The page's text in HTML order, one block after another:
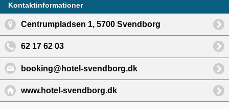
Kontaktinformationer
Centrumpladsen 1, 5700 Svendborg
62 17 62 03
booking@hotel-svendborg.dk
www.hotel-svendborg.dk